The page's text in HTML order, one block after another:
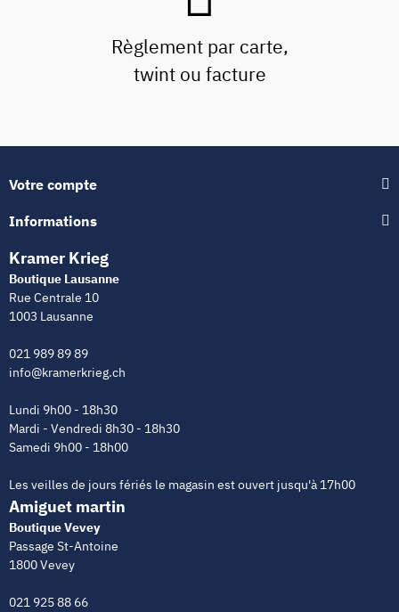
Règlement par carte,
twint ou facture
Votre compte
Informations
Kramer Krieg
Boutique Lausanne
Rue Centrale 10
1003 Lausanne
021 989 89 89
info@kramerkrieg.ch
Lundi 9h00 - 18h30
Mardi - Vendredi 8h30 - 18h30
Samedi 9h00 - 18h00
Les veilles de jours fériés le magasin est ouvert jusqu'à 17h00
Amiguet martin
Boutique Vevey
Passage St-Antoine
1800 Vevey
021 925 88 66